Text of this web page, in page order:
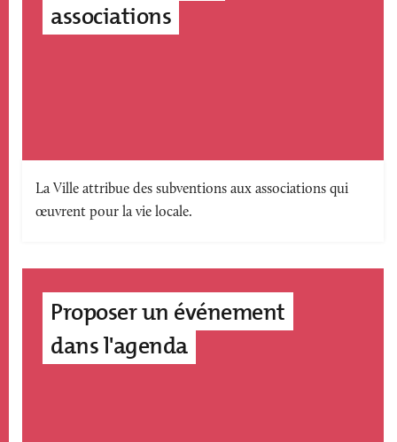
associations
Texte
accroche
La Ville attribue des subventions aux associations qui
œuvrent pour la vie locale.
Proposer un événement
dans l'agenda